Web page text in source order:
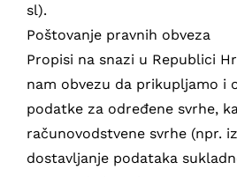
sl).
Poštovanje pravnih obveza
Propisi na snazi u Republici
nam obvezu da prikupljamo i
podatke za određene svrhe,
računovodstvene svrhe (npr.
dostavljanje podataka